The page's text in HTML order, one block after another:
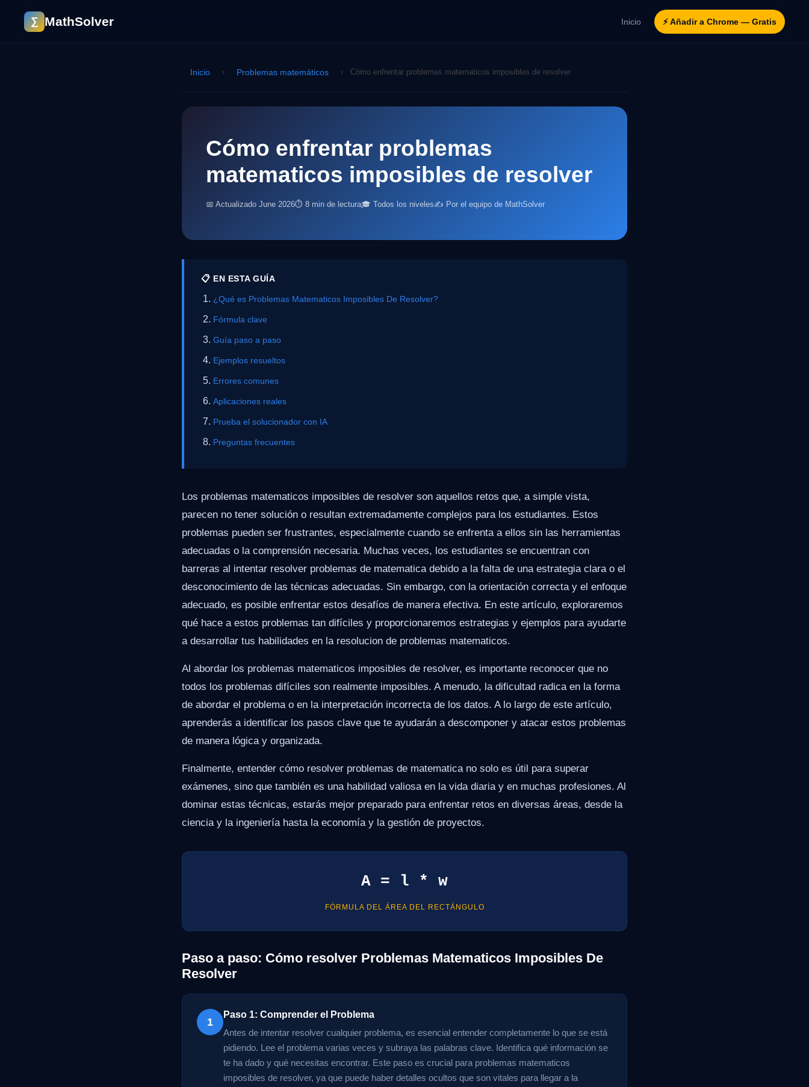
∑ MathSolver Inicio ⚡ Añadir a Chrome — Gratis
Inicio › Problemas matemáticos › Cómo enfrentar problemas matematicos imposibles de resolver
Cómo enfrentar problemas
matematicos imposibles de resolver
📅 Actualizado June 2026⏱ 8 min de lectura🎓 Todos los niveles✍️ Por el equipo de MathSolver
📋 EN ESTA GUÍA
¿Qué es Problemas Matematicos Imposibles De Resolver?
Fórmula clave
Guía paso a paso
Ejemplos resueltos
Errores comunes
Aplicaciones reales
Prueba el solucionador con IA
Preguntas frecuentes
Los problemas matematicos imposibles de resolver son aquellos retos que, a simple vista,
parecen no tener solución o resultan extremadamente complejos para los estudiantes. Estos
problemas pueden ser frustrantes, especialmente cuando se enfrenta a ellos sin las herramientas
adecuadas o la comprensión necesaria. Muchas veces, los estudiantes se encuentran con
barreras al intentar resolver problemas de matematica debido a la falta de una estrategia clara o el
desconocimiento de las técnicas adecuadas. Sin embargo, con la orientación correcta y el enfoque
adecuado, es posible enfrentar estos desafíos de manera efectiva. En este artículo, exploraremos
qué hace a estos problemas tan difíciles y proporcionaremos estrategias y ejemplos para ayudarte
a desarrollar tus habilidades en la resolucion de problemas matematicos.
Al abordar los problemas matematicos imposibles de resolver, es importante reconocer que no
todos los problemas difíciles son realmente imposibles. A menudo, la dificultad radica en la forma
de abordar el problema o en la interpretación incorrecta de los datos. A lo largo de este artículo,
aprenderás a identificar los pasos clave que te ayudarán a descomponer y atacar estos problemas
de manera lógica y organizada.
Finalmente, entender cómo resolver problemas de matematica no solo es útil para superar
exámenes, sino que también es una habilidad valiosa en la vida diaria y en muchas profesiones. Al
dominar estas técnicas, estarás mejor preparado para enfrentar retos en diversas áreas, desde la
ciencia y la ingeniería hasta la economía y la gestión de proyectos.
A = l * w
FÓRMULA DEL ÁREA DEL RECTÁNGULO
Paso a paso: Cómo resolver Problemas Matematicos Imposibles De
Resolver
1
Paso 1: Comprender el Problema
Antes de intentar resolver cualquier problema, es esencial entender completamente lo que se está
pidiendo. Lee el problema varias veces y subraya las palabras clave. Identifica qué información se
te ha dado y qué necesitas encontrar. Este paso es crucial para problemas matematicos
imposibles de resolver, ya que puede haber detalles ocultos que son vitales para llegar a la